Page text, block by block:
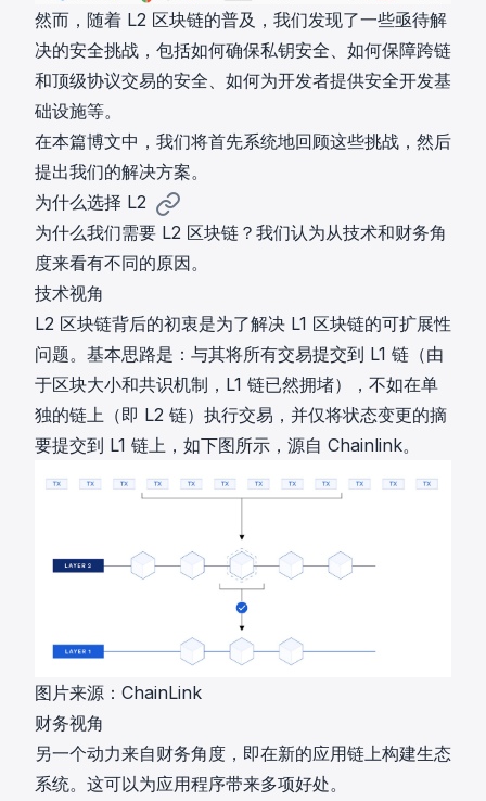
然而，随着 L2 区块链的普及，我们发现了一些亟待解
决的安全挑战，包括如何确保私钥安全、如何保障跨链
和顶级协议交易的安全、如何为开发者提供安全开发基
础设施等。
在本篇博文中，我们将首先系统地回顾这些挑战，然后
提出我们的解决方案。
为什么选择 L2
为什么我们需要 L2 区块链？我们认为从技术和财务角
度来看有不同的原因。
技术视角
L2 区块链背后的初衷是为了解决 L1 区块链的可扩展性
问题。基本思路是：与其将所有交易提交到 L1 链（由
于区块大小和共识机制，L1 链已然拥堵），不如在单
独的链上（即 L2 链）执行交易，并仅将状态变更的摘
要提交到 L1 链上，如下图所示，源自 Chainlink。
图片来源： ChainLink
财务视角
另一个动力来自财务角度，即在新的应用链上构建生态
系统。这可以为应用程序带来多项好处。